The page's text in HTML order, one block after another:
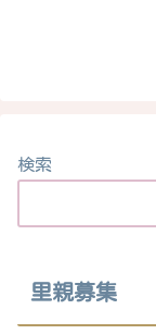
検索
里親募集